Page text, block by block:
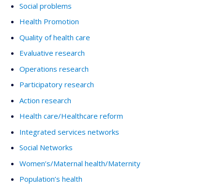
Social problems
Health Promotion
Quality of health care
Evaluative research
Operations research
Participatory research
Action research
Health care/Healthcare reform
Integrated services networks
Social Networks
Women’s/Maternal health/Maternity
Population’s health